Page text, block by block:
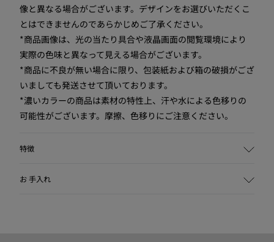
像と異なる場合がございます。デザインをお選びいただくこ
とはできませんのであらかじめご了承ください。
*商品画像は、光の当たり具合や液晶画面の閲覧環境により
実際の色味と異なって見える場合がございます。
*商品に不良が無い場合に限り、包装紙および箱の破損がござ
いましても発送させて頂いております。
*濃いカラーの商品は素材の特性上、汗や水による色移りの
可能性がございます。摩擦、色移りにご注意ください。
特徴
レザー 100% (レザー・ワーキング・グループゴールド認定レ
お 手入れ